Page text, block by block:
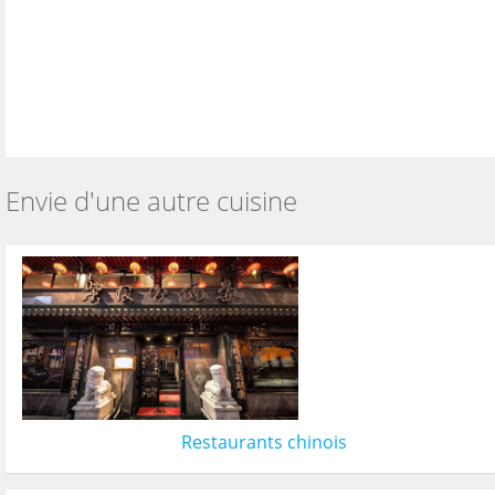
Envie d'une autre cuisine
Restaurants chinois